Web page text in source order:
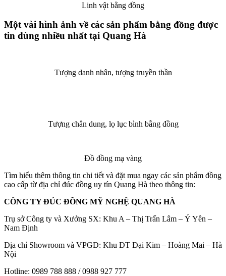
Linh vật bằng đồng
Một vài hình ảnh về các sản phẩm bằng đồng được
tin dùng nhiều nhất tại Quang Hà
Tượng danh nhân, tượng truyền thần
Tượng chân dung, lọ lục bình bằng đồng
Đồ đồng mạ vàng
Tìm hiểu thêm thông tin chi tiết và đặt mua ngay các sản phẩm đồng
cao cấp từ địa chỉ đúc đồng uy tín Quang Hà theo thông tin:
CÔNG TY ĐÚC ĐỒNG MỸ NGHỆ QUANG HÀ
Trụ sở Công ty và Xưởng SX: Khu A – Thị Trấn Lâm – Ý Yên –
Nam Định
Địa chỉ Showroom và VPGD: Khu ĐT Đại Kim – Hoàng Mai – Hà
Nội
Hotline: 0989 788 888 / 0988 927 777